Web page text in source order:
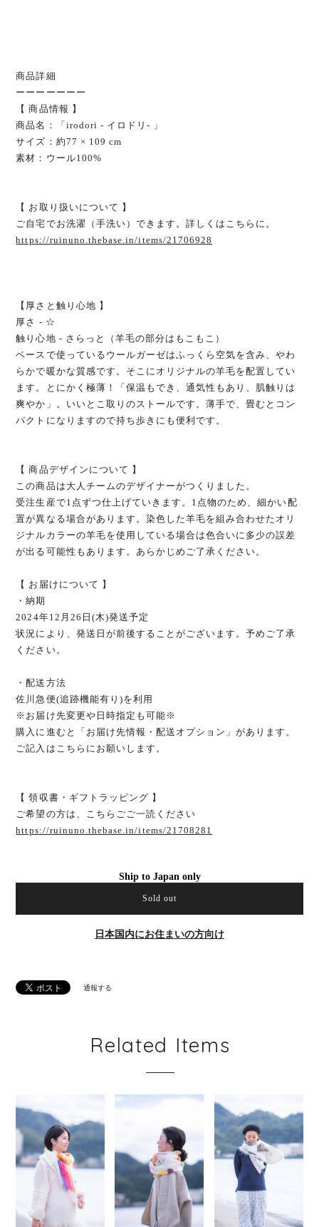
商品詳細
ーーーーーーー
【 商品情報 】
商品名：「irodori - イロドリ- 」
サイズ：約77 × 109 cm
素材：ウール100%
【 お取り扱いについて 】
ご自宅でお洗濯（手洗い）できます。詳しくはこちらに。
https://ruinuno.thebase.in/items/21706928
【厚さと触り心地 】
厚さ - ☆
触り心地 - さらっと（羊毛の部分はもこもこ）
ベースで使っているウールガーゼはふっくら空気を含み、やわ
らかで暖かな質感です。そこにオリジナルの羊毛を配置してい
ます。とにかく極薄！「保温もでき、通気性もあり、肌触りは
爽やか」。いいとこ取りのストールです。薄手で、畳むとコン
パクトになりますので持ち歩きにも便利です。
【 商品デザインについて 】
この商品は大人チームのデザイナーがつくりました。
受注生産で1点ずつ仕上げていきます。1点物のため、細かい配
置が異なる場合があります。染色した羊毛を組み合わせたオリ
ジナルカラーの羊毛を使用している場合は色合いに多少の誤差
が出る可能性もあります。あらかじめご了承ください。
【 お届けについて 】
・納期
2024年12月26日(木)発送予定
状況により、発送日が前後することがございます。予めご了承
ください。
・配送方法
佐川急便(追跡機能有り)を利用
※お届け先変更や日時指定も可能※
購入に進むと「お届け先情報・配送オプション」があります。
ご記入はこちらにお願いします。
【 領収書・ギフトラッピング 】
ご希望の方は、こちらごご一読ください
https://ruinuno.thebase.in/items/21708281
Ship to Japan only
Sold out
日本国内にお住まいの方向け
通報する
Related Items